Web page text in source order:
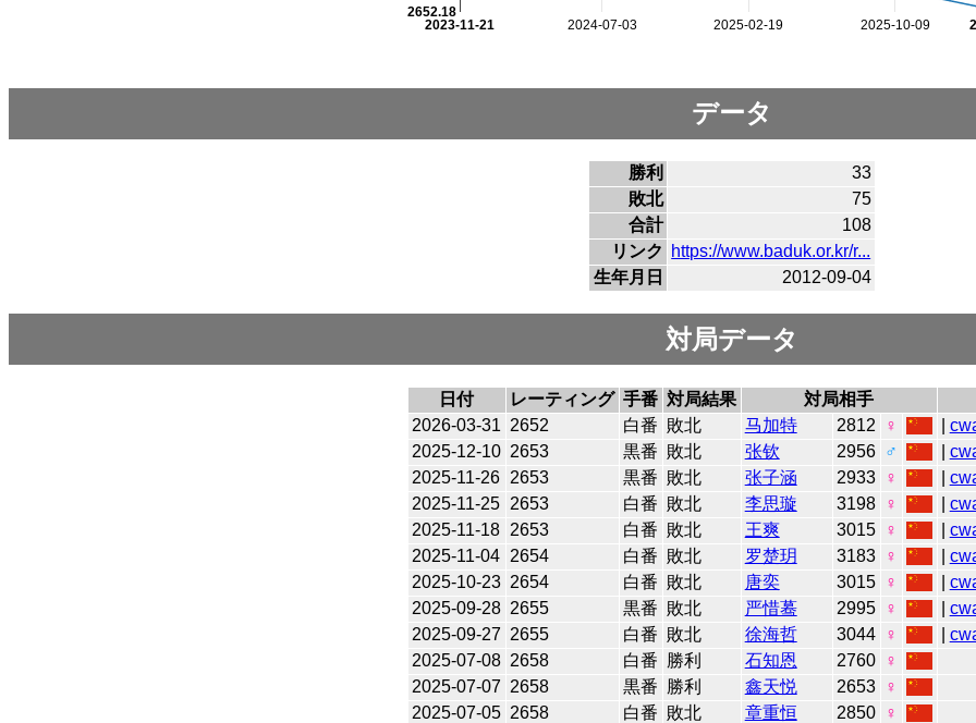
2024-07-03 2025-02-19 2025-10-09
2023-11-21
2652.18
データ
勝利
33
敗北
75
合計
108
リンク
https://www.baduk.or.kr/r...
生年月日
2012-09-04
対局データ
日付 レーティング 手番 対局結果 対局相手
2026-03-31 2652 白番 敗北 马加特 2812 ♀
2025-12-10 2653 黒番 敗北 张钦 2956 ♂
2025-11-26
2653 黒番 敗北 张子涵 2933 ♀
2025-11-25
2653 白番 敗北 李思璇 3198 ♀
2025-11-18
2653 白番 敗北 王爽 3015 ♀
2025-11-04
2654 白番 敗北 罗楚玥 3183 ♀
2025-10-23 2654 白番 敗北 唐奕 3015 ♀
2025-09-28 2655 黒番 敗北 严惜蓦 2995 ♀
2025-09-27 2655 白番 敗北 徐海哲 3044 ♀
2025-07-08 2658 白番 勝利 石知恩 2760
♀
2025-07-07 2658 黒番 勝利 鑫天悦 2653
♀
2025-07-05 2658 白番 敗北 章重恒 2850
♀